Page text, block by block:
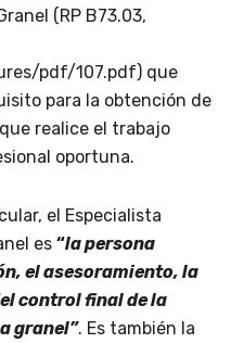
(RP B73.03,
pdf/107.pdf) que
para la obtención de
realice el trabajo
oportuna.
el Especialista
es “la persona
el asesoramiento, la
control final de la
granel”. Es también la